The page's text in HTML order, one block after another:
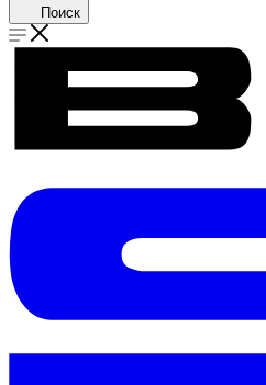
Поиск